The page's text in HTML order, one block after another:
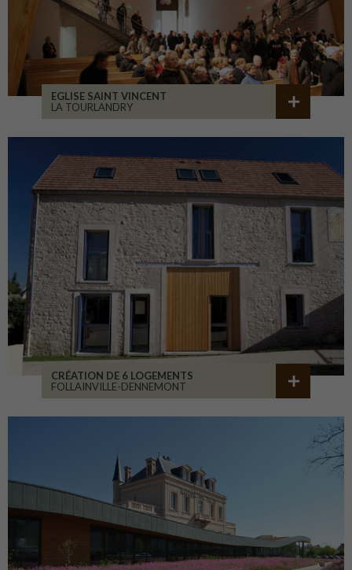
EGLISE SAINT VINCENT
LA TOURLANDRY
CRÉATION DE 6 LOGEMENTS
FOLLAINVILLE-DENNEMONT